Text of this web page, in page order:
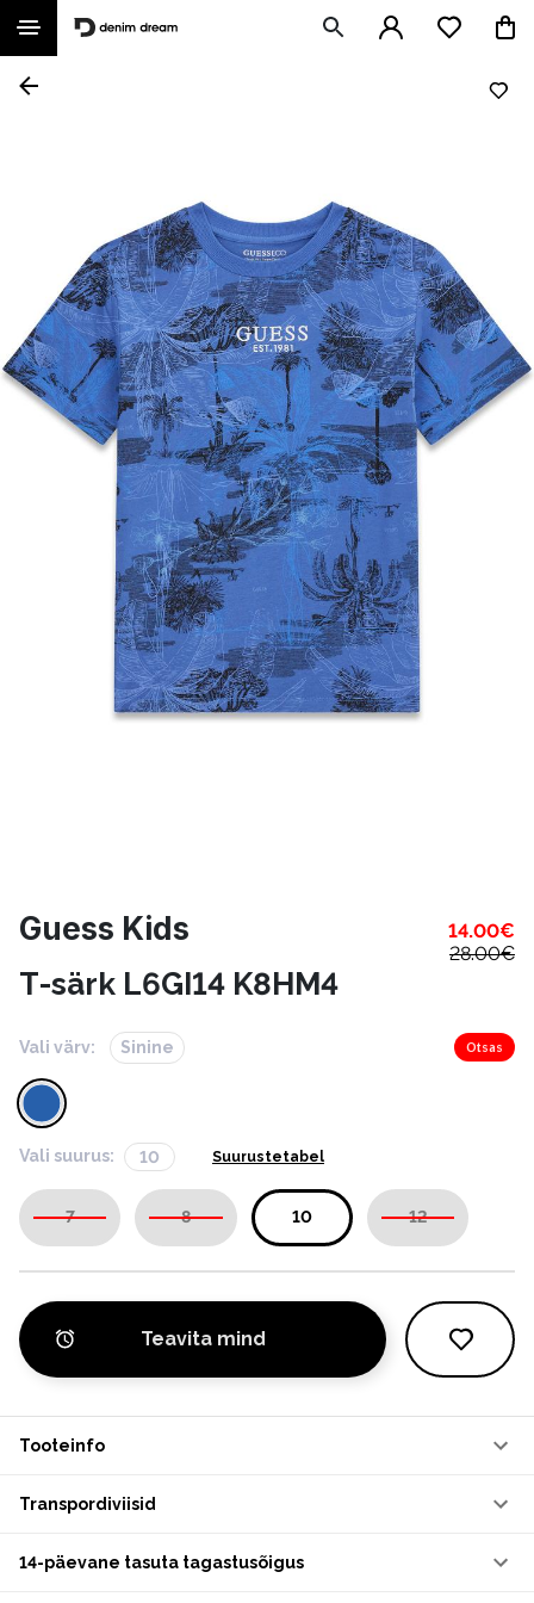
Guess Kids 14.00€
28.00€
T-särk L6GI14 K8HM4
Vali värv: Sinine Otsas
Vali suurus: 10 Suurustetabel
7 8 10 12
Teavita mind
Tooteinfo
Transpordiviisid
14-päevane tasuta tagastusõigus